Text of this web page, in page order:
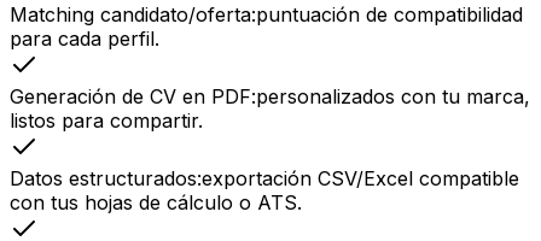
Matching candidato/oferta:puntuación de compatibilidad
para cada perfil.
Generación de CV en PDF:personalizados con tu marca,
listos para compartir.
Datos estructurados:exportación CSV/Excel compatible
con tus hojas de cálculo o ATS.